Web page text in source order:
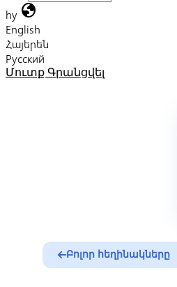
hy globe
English
Հայերեն
Русский
Մուտք Գրանցվել
Բոլոր հեղինակները